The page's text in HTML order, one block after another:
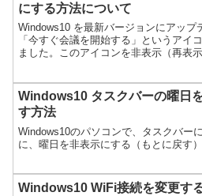
にする方法について
Windows10 を最新バージョンにアップ
「今すぐ会議を開始する」というアイ
ました。このアイコンを非表示（再表
Windows10 タスクバーの曜日
す方法
Windows10のパソコンで、タスクバー
に、曜日を非表示にする（もとに戻す
Windows10 WiFi接続を変更す